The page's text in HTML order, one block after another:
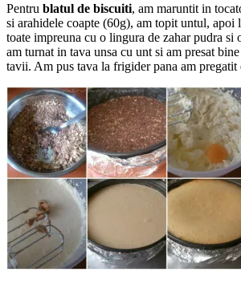
Pentru blatul de biscuiti, am maruntit in
si arahidele coapte (60g), am topit untul, apoi
toate impreuna cu o lingura de zahar pudra si
am turnat in tava unsa cu unt si am presat
tavii. Am pus tava la frigider pana am pregatit